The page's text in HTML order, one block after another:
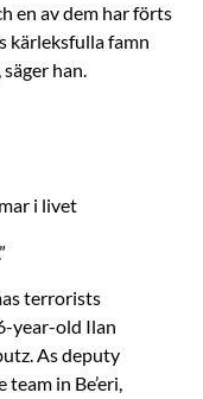
en av dem har förts
kärleksfulla famn
han.
i livet
terrorists
year-old Ilan
As deputy
in Be’eri,